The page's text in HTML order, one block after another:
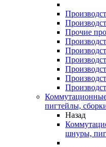
Прочие
пигтейлы,
Назад
шнуры,